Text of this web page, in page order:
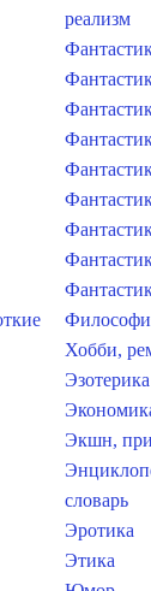
реализм
Хобби,
Эзотерика
Экшн,
словарь
Эротика
Этика